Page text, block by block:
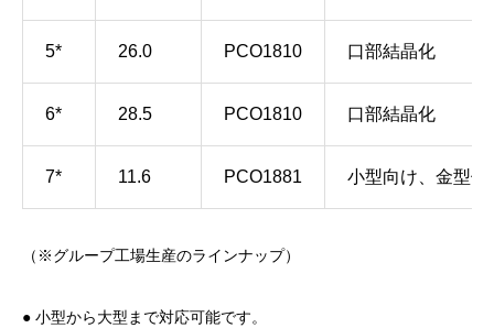
5* 26.0 PCO1810 口部結晶化
6* 28.5 PCO1810 口部結晶化
7* 11.6 PCO1881 小型向け、金型修
（※グループ工場生産のラインナップ）
● 小型から大型まで対応可能です。